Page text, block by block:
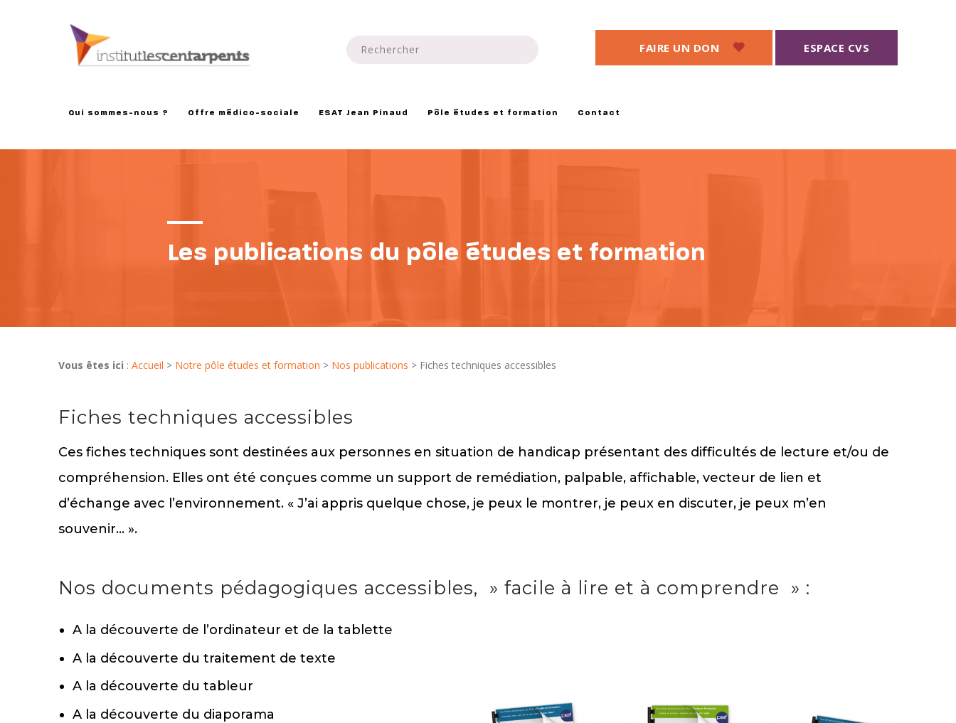
FAIRE UN DON ESPACE CVS
Qui sommes-nous ? Offre médico-sociale ESAT Jean Pinaud Pôle études et formation Contact
for:
Les publications du pôle études et formation
Vous êtes ici : Accueil > Notre pôle études et formation > Nos publications > Fiches techniques accessibles
Fiches techniques accessibles
Ces fiches techniques sont destinées aux personnes en situation de handicap présentant des difficultés de lecture et/ou de
compréhension. Elles ont été conçues comme un support de remédiation, palpable, affichable, vecteur de lien et
d’échange avec l’environnement. « J’ai appris quelque chose, je peux le montrer, je peux en discuter, je peux m’en
souvenir… ».
Nos documents pédagogiques accessibles, » facile à lire et à comprendre » :
A la découverte de l’ordinateur et de la tablette
A la découverte du traitement de texte
A la découverte du tableur
A la découverte du diaporama